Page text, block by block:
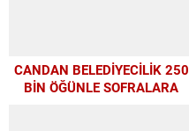
CANDAN BELEDİYECİLİK 250
BİN ÖĞÜNLE SOFRALARA